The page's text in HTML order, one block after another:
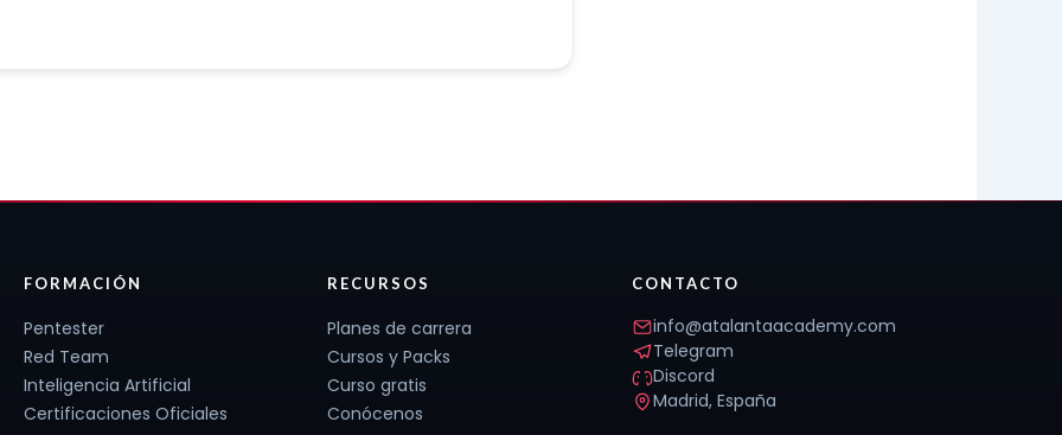
FORMACIÓN
Pentester
Red Team
Inteligencia Artificial
Certificaciones Oficiales
RECURSOS
Planes de carrera
Cursos y Packs
Curso gratis
Conócenos
CONTACTO
info@atalantaacademy.com
Telegram
Discord
Madrid, España